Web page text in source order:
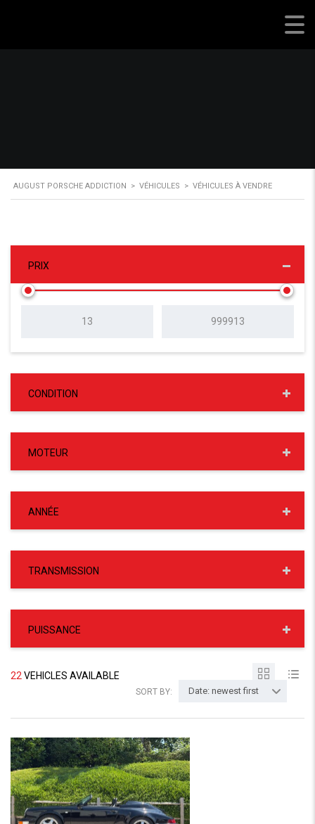
AUGUST PORSCHE ADDICTION > VÉHICULES > VÉHICULES À VENDRE
PRIX
CONDITION
MOTEUR
ANNÉE
TRANSMISSION
PUISSANCE
22 VEHICLES AVAILABLE
SORT BY: Date: newest first